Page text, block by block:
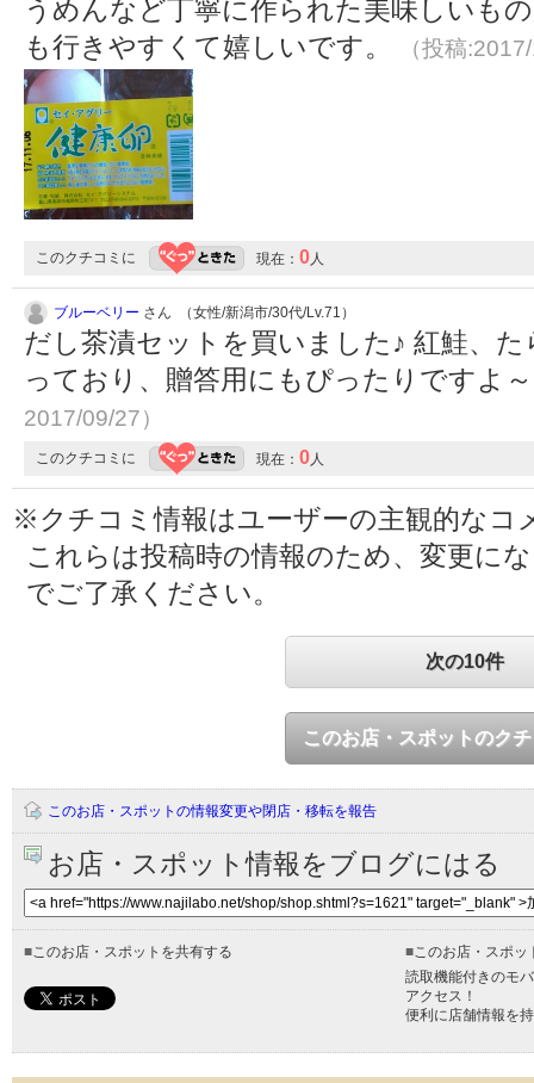
うめんなど丁寧に作られた美味しいも
も行きやすくて嬉しいです。
（投稿
このクチコミに 現在： 0人
ブルーベリー さん （女性/新潟市/30代/Lv.71）
だし茶漬セットを買いました♪ 紅鮭、
っており、贈答用にもぴったりですよ
2017/09/27）
このクチコミに 現在： 0人
※クチコミ情報はユーザーの主観的なコ
これらは投稿時の情報のため、変更に
でご了承ください。
次の10件
このお店・スポットのク
このお店・スポットの情報変更や閉店・移転を報告
お店・スポット情報をブログにはる
■このお店・スポットを共有する ■このお店・スポッ
読取機能付きのモ
アクセス！
便利に店舗情報を